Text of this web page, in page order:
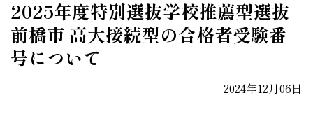
2025年度特別選抜学校推薦型選抜
前橋市 高大接続型の合格者受験番
号について
2024年12月06日